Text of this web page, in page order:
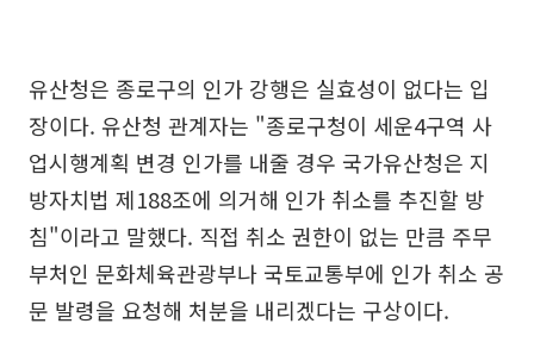
유산청은 종로구의 인가 강행은 실효성이 없다는 입
장이다. 유산청 관계자는 "종로구청이 세운4구역 사
업시행계획 변경 인가를 내줄 경우 국가유산청은 지
방자치법 제188조에 의거해 인가 취소를 추진할 방
침"이라고 말했다. 직접 취소 권한이 없는 만큼 주무
부처인 문화체육관광부나 국토교통부에 인가 취소 공
문 발령을 요청해 처분을 내리겠다는 구상이다.